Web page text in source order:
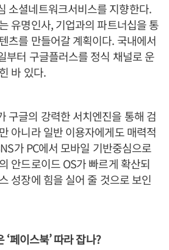
소셜네트워크서비스를 지향한다.
유명인사, 기업과의 파트너십을 통
츠를 만들어갈 계획이다. 국내에서
부터 구글플러스를 정식 채널로 운
바 있다.
구글의 강력한 서치엔진을 통해 검
아니라 일반 이용자에게도 매력적
가 PC에서 모바일 기반중심으로
안드로이드 OS가 빠르게 확산되
성장에 힘을 실어 줄 것으로 보인
페이스북’ 따라 잡나?